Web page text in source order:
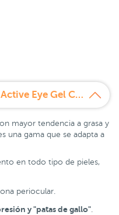
¿Qué es Sesderma Men Active Eye Gel Contorno de Ojos 15 ml?
mayor tendencia a grasa y
una gama que se adapta a
en todo tipo de pieles,
periocular.
y "patas de gallo".